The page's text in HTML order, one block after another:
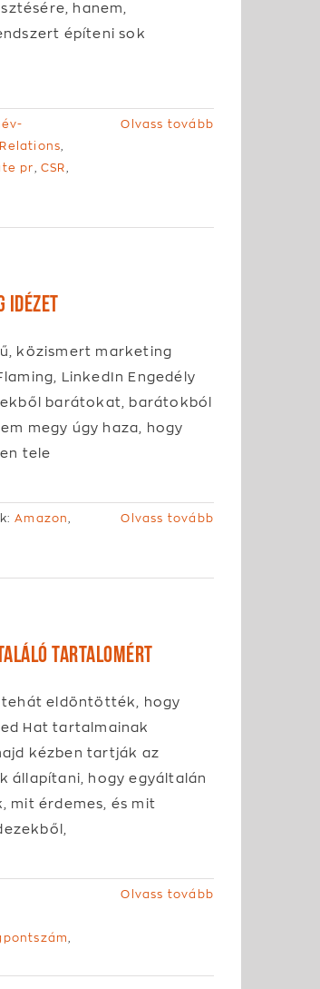
hanem,
építeni sok
pr ,CSR
Olvass tovább
idézet
közismert marketing
LinkedIn Engedély
barátokat, barátokból
megy úgy haza, hogy
tele
Amazon Olvass tovább
tartalomért
tehát eldöntötték, hogy
Hat tartalmainak
kézben tartják az
állapítani, hogy egyáltalán
mit érdemes, és mit
Olvass tovább